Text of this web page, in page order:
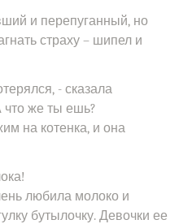
и перепуганный, но
страху – шипел и
- сказала
что же ты ешь?
на котенка, и она
любила молоко и
бутылочку. Девочки ее